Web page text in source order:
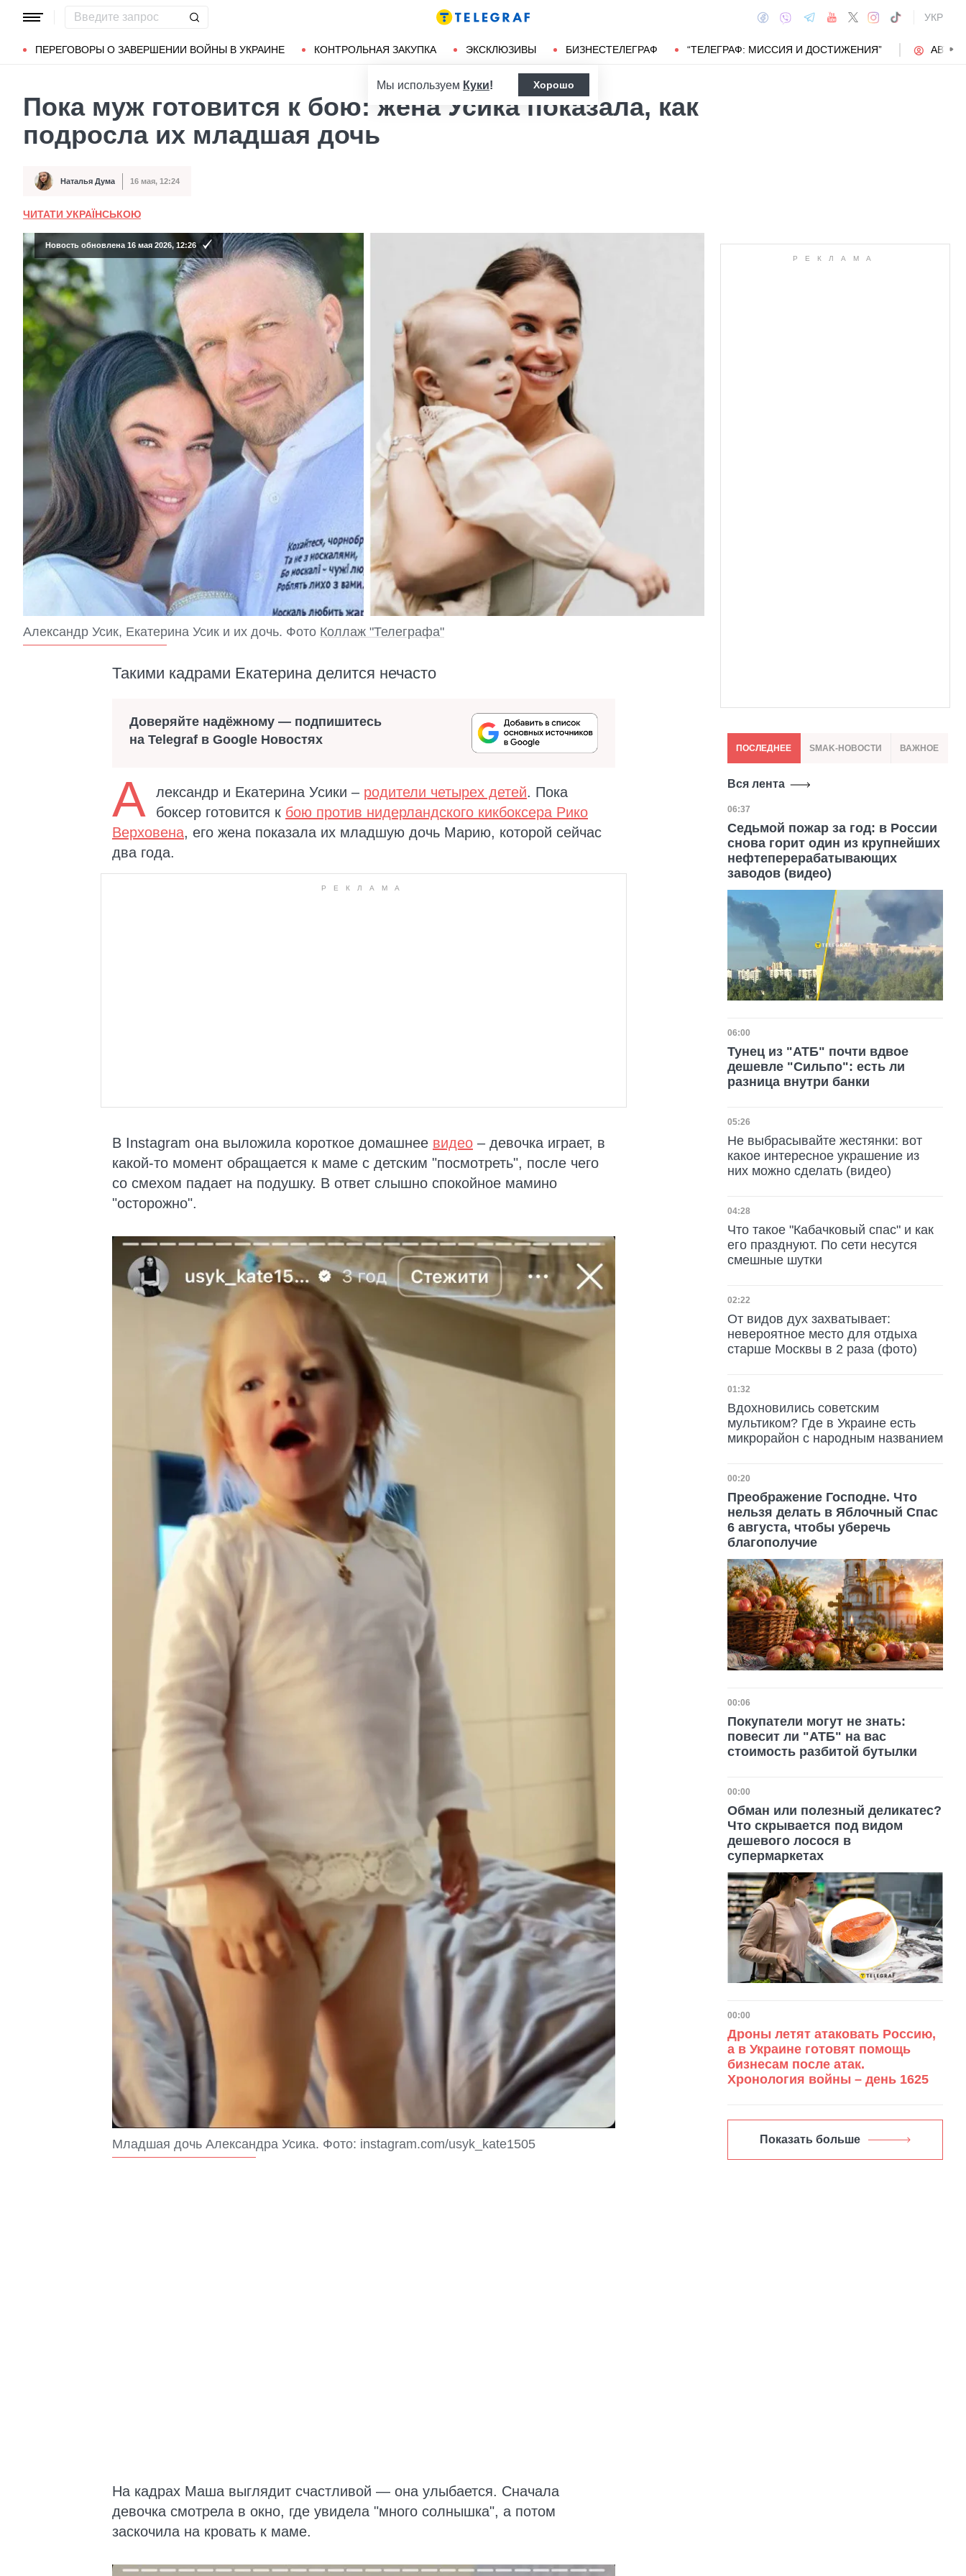
УКР
ПЕРЕГОВОРЫ О ЗАВЕРШЕНИИ ВОЙНЫ В УКРАИНЕ КОНТРОЛЬНАЯ ЗАКУПКА ЭКСКЛЮЗИВЫ БИЗНЕСТЕЛЕГРАФ “ТЕЛЕГРАФ: МИССИЯ И ДОСТИЖЕНИЯ”
Популярные запросы Мариуполь
Мы используем Куки! Хорошо
Пока муж готовится к бою: жена Усика показала, как
подросла их младшая дочь
Автор Наталья Дума
Дата публикации 16 мая, 12:24
ЧИТАТИ УКРАЇНСЬКОЮ
Новость обновлена 16 мая 2026, 12:26
Александр Усик, Екатерина Усик и их дочь. Фото Коллаж "Телеграфа"
Такими кадрами Екатерина делится нечасто
Доверяйте надёжному — подпишитесь
на Telegraf в Google Новостях
А лександр и Екатерина Усики – родители четырех детей. Пока
боксер готовится к бою против нидерландского кикбоксера Рико
Верховена, его жена показала их младшую дочь Марию, которой сейчас
два года.
В Instagram она выложила короткое домашнее видео – девочка играет, в
какой-то момент обращается к маме с детским "посмотреть", после чего
со смехом падает на подушку. В ответ слышно спокойное мамино
"осторожно".
Младшая дочь Александра Усика. Фото: instagram.com/usyk_kate1505
На кадрах Маша выглядит счастливой — она улыбается. Сначала
девочка смотрела в окно, где увидела "много солнышка", а потом
заскочила на кровать к маме.
ПОСЛЕДНЕЕ SMAK-НОВОСТИ ВАЖНОЕ
Вся лента
Дата публикации
06:37
Седьмой пожар за год: в России
снова горит один из крупнейших
нефтеперерабатывающих
заводов (видео)
Дата публикации
06:00
Тунец из "АТБ" почти вдвое
дешевле "Сильпо": есть ли
разница внутри банки
Дата публикации
05:26
Не выбрасывайте жестянки: вот
какое интересное украшение из
них можно сделать (видео)
Дата публикации
04:28
Что такое "Кабачковый спас" и как
его празднуют. По сети несутся
смешные шутки
Дата публикации
02:22
От видов дух захватывает:
невероятное место для отдыха
старше Москвы в 2 раза (фото)
Дата публикации
01:32
Вдохновились советским
мультиком? Где в Украине есть
микрорайон с народным названием
Дата публикации
00:20
Преображение Господне. Что
нельзя делать в Яблочный Спас
6 августа, чтобы уберечь
благополучие
Дата публикации
00:06
Покупатели могут не знать:
повесит ли "АТБ" на вас
стоимость разбитой бутылки
Дата публикации
00:00
Обман или полезный деликатес?
Что скрывается под видом
дешевого лосося в
супермаркетах
Дата публикации
00:00
Дроны летят атаковать Россию,
а в Украине готовят помощь
бизнесам после атак.
Хронология войны – день 1625
Показать больше